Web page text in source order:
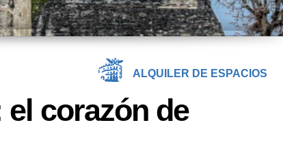
ALQUILER DE ESPACIOS
corazón de